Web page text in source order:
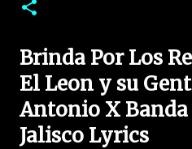
Brinda Por Los
El Leon y su
Antonio X Banda
Jalisco Lyrics